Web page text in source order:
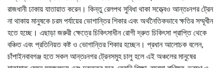
রাজধানী ঢাকায় যাতায়াত করেন। কিন্তু রেলপথ সুবিধা থাকা সত্ত্বেও আন্তঃনগর ট্রেন
না থাকায় মানুষকে চরম পর্যায়ের ভোগান্তির শিকার এবং অর্থনৈতিকভাবে ক্ষতির সম্মূখীন
হতে হচ্ছে। এছাড়া জরুরী ক্ষেত্রে চিকিৎসাধীন রোগী দ্রুত চিকিৎসা প্রাপ্তি থেকে
বঞ্চিত এবং প্রতিনিয়ত কষ্ট ও ভোগান্তির শিকার হচ্ছেন। প্রধান আলোচক বলেন,
চাঁপাইনবাবগঞ্জ হতে সকল আন্তঃনগর ট্রেনসমুহ চালু হলে এই অঞ্চলের মানুষের